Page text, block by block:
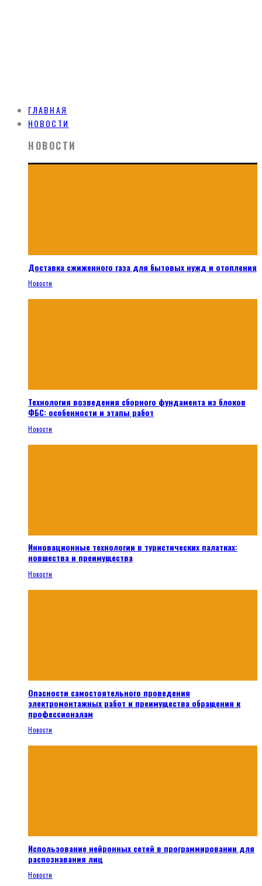
ГЛАВНАЯ
НОВОСТИ
НОВОСТИ
Доставка сжиженного газа для бытовых нужд и отопления
Новости
Технология возведения сборного фундамента из блоков
ФБС: особенности и этапы работ
Новости
Инновационные технологии в туристических палатках:
новшества и преимущества
Новости
Опасности самостоятельного проведения
электромонтажных работ и преимущества обращения к
профессионалам
Новости
Использование нейронных сетей в программировании для
распознавания лиц
Новости